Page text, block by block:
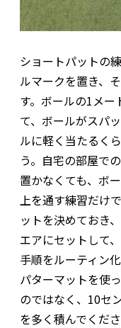
ショートパットの
ルマークを置き、
す。ボールの1メ
て、ボールがスパ
ルに軽く当たるく
う。自宅の部屋で
置かなくても、ボ
上を通す練習だけ
ットを決めておき
エアにセットして
手順をルーティン
パターマットを使
のではなく、10セ
を多く積んでくださ